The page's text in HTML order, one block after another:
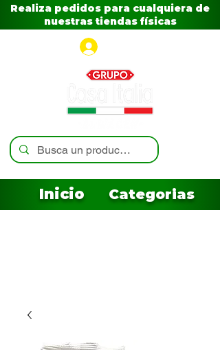
Realiza pedidos para cualquiera de
nuestras tiendas físicas
Inicio Categorias